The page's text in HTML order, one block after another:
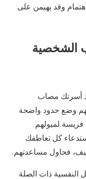
وقد يهيمن على
الشخصية
أسرتك مصاب
وضع حدود واضحة
فريسة لميولهم
كل تعاطفك
فحاول مساعدتهم.
النفسية ذات الصلة